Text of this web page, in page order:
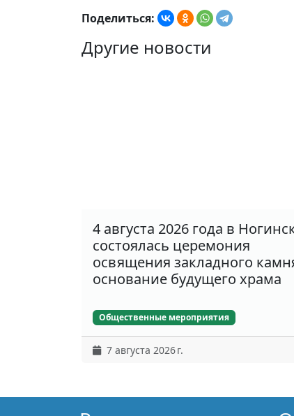
Поделиться:
Другие новости
4 августа 2026 года в
состоялась церемония
освящения закладного
основание будущего храма
Общественные мероприятия
7 августа 2026 г.